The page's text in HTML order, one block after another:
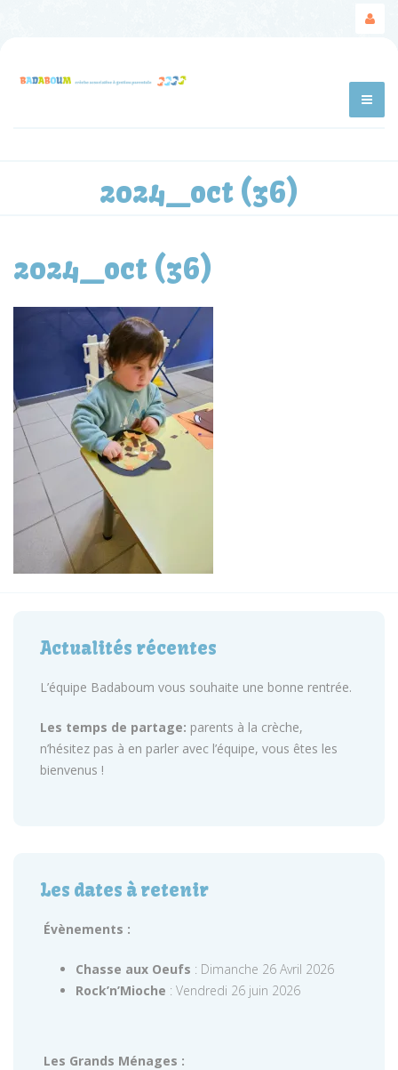
2024_oct (36)
2024_oct (36)
Actualités récentes
L’équipe Badaboum vous souhaite une bonne rentrée.
Les temps de partage: parents à la crèche,
n’hésitez pas à en parler avec l’équipe, vous êtes les
bienvenus !
Les dates à retenir
Évènements :
Chasse aux Oeufs : Dimanche 26 Avril 2026
Rock’n’Mioche : Vendredi 26 juin 2026
Les Grands Ménages :